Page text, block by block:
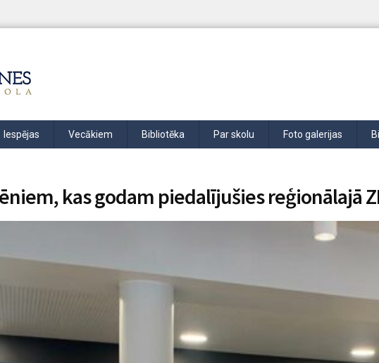
Iespējas Vecākiem Bibliotēka Par skolu Foto galerijas
kas godam piedalījušies reģionālajā